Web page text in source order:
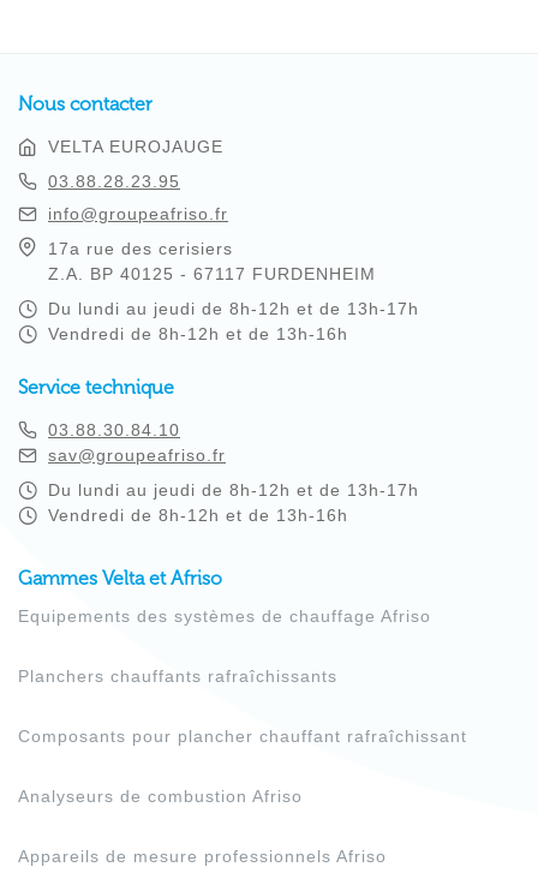
Nous contacter
VELTA EUROJAUGE
03.88.28.23.95
info@groupeafriso.fr
17a rue des cerisiers
Z.A. BP 40125 - 67117 FURDENHEIM
Du lundi au jeudi de 8h-12h et de 13h-17h
Vendredi de 8h-12h et de 13h-16h
Service technique
03.88.30.84.10
sav@groupeafriso.fr
Du lundi au jeudi de 8h-12h et de 13h-17h
Vendredi de 8h-12h et de 13h-16h
Gammes Velta et Afriso
Equipements des systèmes de chauffage Afriso
Planchers chauffants rafraîchissants
Composants pour plancher chauffant rafraîchissant
Analyseurs de combustion Afriso
Appareils de mesure professionnels Afriso